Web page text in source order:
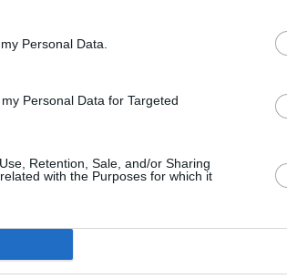
Personal Data.
Personal Data for Targeted
Retention, Sale, and/or Sharing
with the Purposes for which it